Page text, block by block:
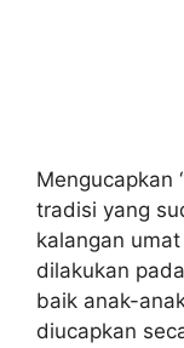
Mengucapkan
tradisi yang
kalangan
dilakukan
baik anak-
diucapkan